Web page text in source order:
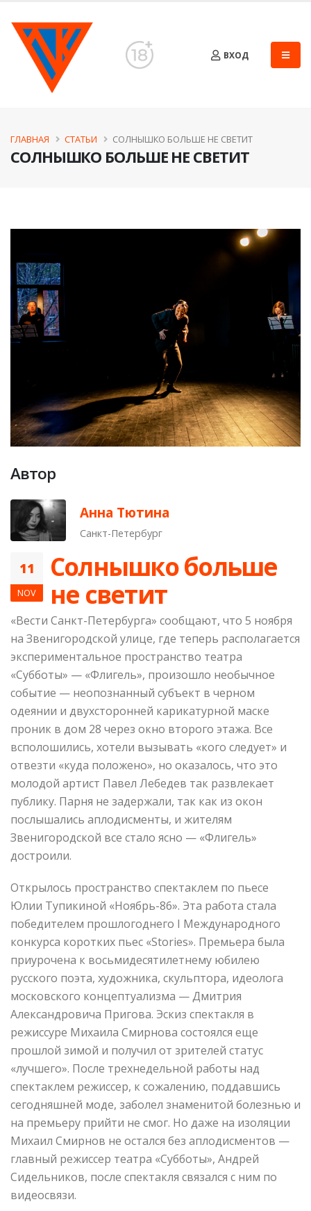
ВХОД
СОЛНЫШКО БОЛЬШЕ НЕ СВЕТИТ
ГЛАВНАЯ СТАТЬИ СОЛНЫШКО БОЛЬШЕ НЕ СВЕТИТ
Автор
Анна Тютина
Санкт-Петербург
11
NOV
Солнышко больше
не светит
«Вести Санкт-Петербурга» сообщают, что 5 ноября
на Звенигородской улице, где теперь располагается
экспериментальное пространство театра
«Субботы» — «Флигель», произошло необычное
событие — неопознанный субъект в черном
одеянии и двухсторонней карикатурной маске
проник в дом 28 через окно второго этажа. Все
всполошились, хотели вызывать «кого следует» и
отвезти «куда положено», но оказалось, что это
молодой артист Павел Лебедев так развлекает
публику. Парня не задержали, так как из окон
послышались аплодисменты, и жителям
Звенигородской все стало ясно — «Флигель»
достроили.
Открылось пространство спектаклем по пьесе
Юлии Тупикиной «Ноябрь-86». Эта работа стала
победителем прошлогоднего I Международного
конкурса коротких пьес «Stories». Премьера была
приурочена к восьмидесятилетнему юбилею
русского поэта, художника, скульптора, идеолога
московского концептуализма — Дмитрия
Александровича Пригова. Эскиз спектакля в
режиссуре Михаила Смирнова состоялся еще
прошлой зимой и получил от зрителей статус
«лучшего». После трехнедельной работы над
спектаклем режиссер, к сожалению, поддавшись
сегодняшней моде, заболел знаменитой болезнью и
на премьеру прийти не смог. Но даже на изоляции
Михаил Смирнов не остался без аплодисментов —
главный режиссер театра «Субботы», Андрей
Сидельников, после спектакля связался с ним по
видеосвязи.